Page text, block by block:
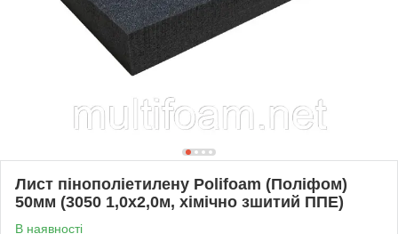
Лист пінополіетилену Polifoam (Поліфом)
50мм (3050 1,0х2,0м, хімічно зшитий ППЕ)
В наявності